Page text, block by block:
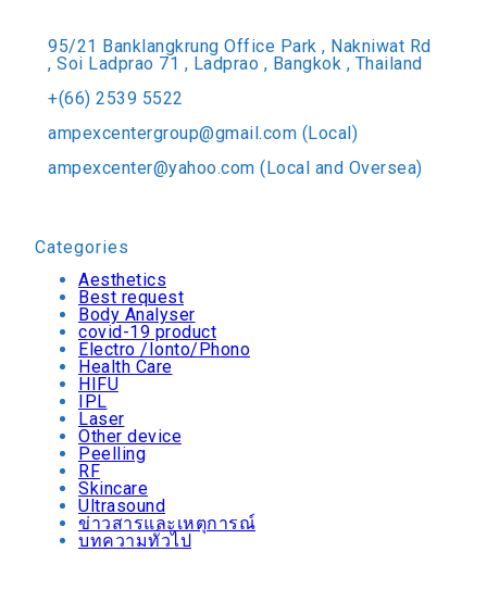
95/21 Banklangkrung Office Park , Nakniwat Rd
, Soi Ladprao 71 , Ladprao , Bangkok , Thailand
+(66) 2539 5522
ampexcentergroup@gmail.com (Local)
ampexcenter@yahoo.com (Local and Oversea)
Categories
Aesthetics
Best request
Body Analyser
covid-19 product
Electro /Ionto/Phono
Health Care
HIFU
IPL
Laser
Other device
Peelling
RF
Skincare
Ultrasound
ข่าวสารและเหตุการณ์
บทความทั่วไป